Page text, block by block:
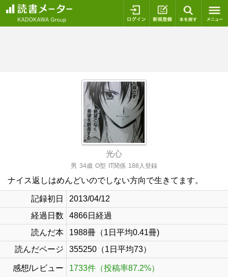
ログイン 新規登録
光心
男 34歳 O型 IT関係 188人登録
ナイス返しはめんどいのでしない方向で生きてます。
記録初日
2013/04/12
経過日数
4866日経過
読んだ本
1988冊（1日平均0.41冊)
読んだページ
355250（1日平均73）
感想/レビュー 1733件（投稿率87.2%）